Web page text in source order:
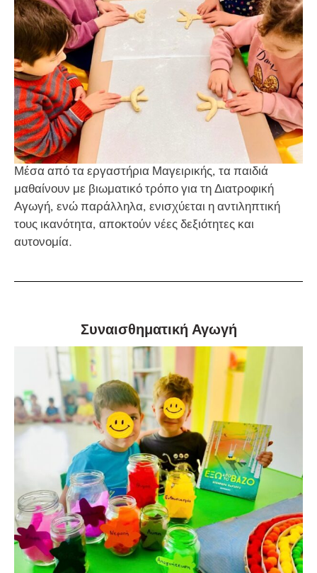
Μέσα από τα εργαστήρια Μαγειρικής, τα παιδιά
μαθαίνουν με βιωματικό τρόπο για τη Διατροφική
Αγωγή, ενώ παράλληλα, ενισχύεται η αντιληπτική
τους ικανότητα, αποκτούν νέες δεξιότητες και
αυτονομία.
Συναισθηματική Αγωγή